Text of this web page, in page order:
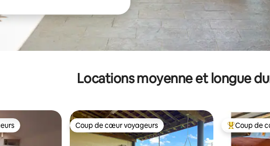
Locations moyenne et longue
les plus appréciés Coup de cœur voyageurs
Coup de cœur voyageurs Coups de
Coup de